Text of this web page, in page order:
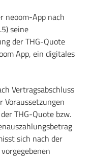
neoom-App nach
seine
der THG-Quote
App, ein digitales
Vertragsabschluss
Voraussetzungen
THG-Quote bzw.
sich nach der